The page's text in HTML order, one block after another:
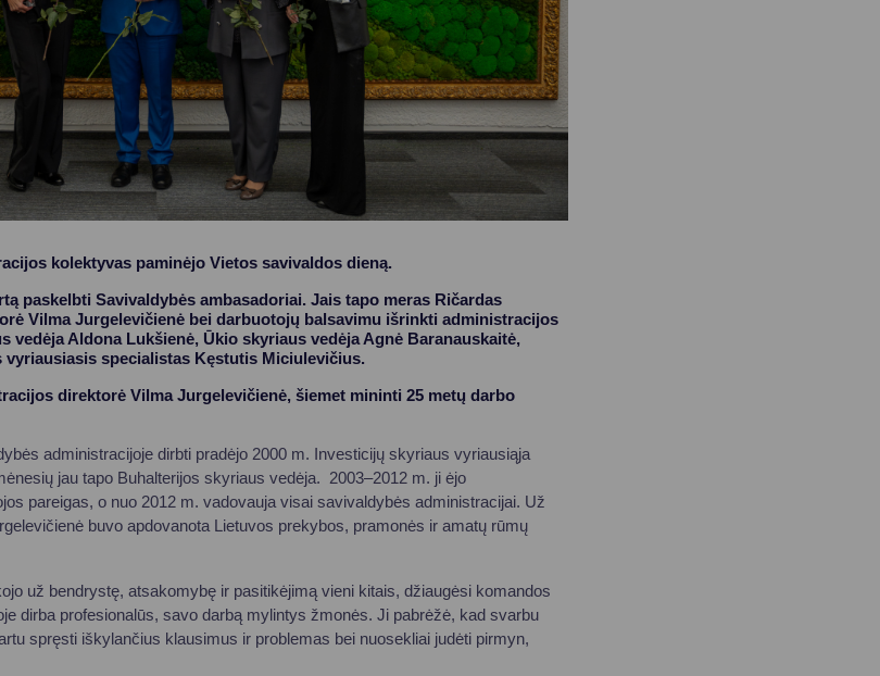
kolektyvas paminėjo Vietos savivaldos dieną.
paskelbti Savivaldybės ambasadoriai. Jais tapo meras Ričardas
Vilma Jurgelevičienė bei darbuotojų balsavimu išrinkti administracijos
vedėja Aldona Lukšienė, Ūkio skyriaus vedėja Agnė Baranauskaitė,
vyriausiasis specialistas Kęstutis Miciulevičius.
direktorė Vilma Jurgelevičienė, šiemet mininti 25 metų darbo
administracijoje dirbti pradėjo 2000 m. Investicijų skyriaus vyriausiąja
jau tapo Buhalterijos skyriaus vedėja. 2003–2012 m. ji ėjo
pareigas, o nuo 2012 m. vadovauja visai savivaldybės administracijai. Už
buvo apdovanota Lietuvos prekybos, pramonės ir amatų rūmų
už bendrystę, atsakomybę ir pasitikėjimą vieni kitais, džiaugėsi komandos
dirba profesionalūs, savo darbą mylintys žmonės. Ji pabrėžė, kad svarbu
spręsti iškylančius klausimus ir problemas bei nuosekliai judėti pirmyn,